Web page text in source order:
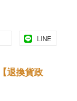
LINE
【退換貨政